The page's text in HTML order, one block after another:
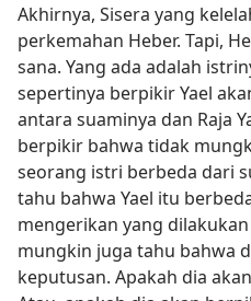
Akhirnya, Sisera yang
perkemahan Heber. Tapi,
sana. Yang ada adalah
sepertinya berpikir Yael
antara suaminya dan Raja
berpikir bahwa tidak
seorang istri berbeda dari
tahu bahwa Yael itu
mengerikan yang
mungkin juga tahu bahwa
keputusan. Apakah dia